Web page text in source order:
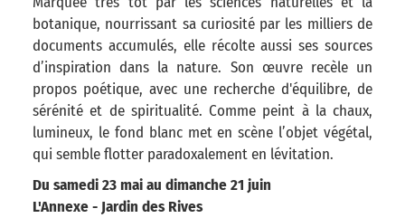
botanique, nourrissant sa curiosité par les milliers de
documents accumulés, elle récolte aussi ses sources
d’inspiration dans la nature. Son œuvre recèle un
propos poétique, avec une recherche d'équilibre, de
sérénité et de spiritualité. Comme peint à la chaux,
lumineux, le fond blanc met en scène l’objet végétal,
qui semble flotter paradoxalement en lévitation.
Du samedi 23 mai au dimanche 21 juin
L'Annexe - Jardin des Rives